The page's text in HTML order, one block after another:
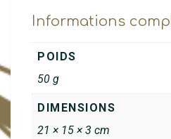
Informations
POIDS
50 g
DIMENSIONS
21 × 15 × 3 cm